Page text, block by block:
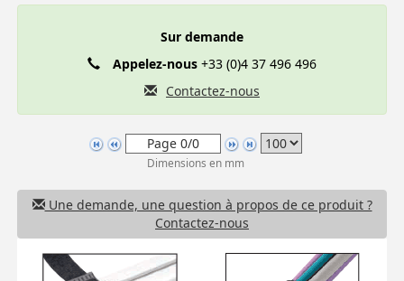
Sur demande
Appelez-nous +33 (0)4 37 496 496
Contactez-nous
Dimensions en mm
Une demande, une question à propos de ce produit ?
Contactez-nous